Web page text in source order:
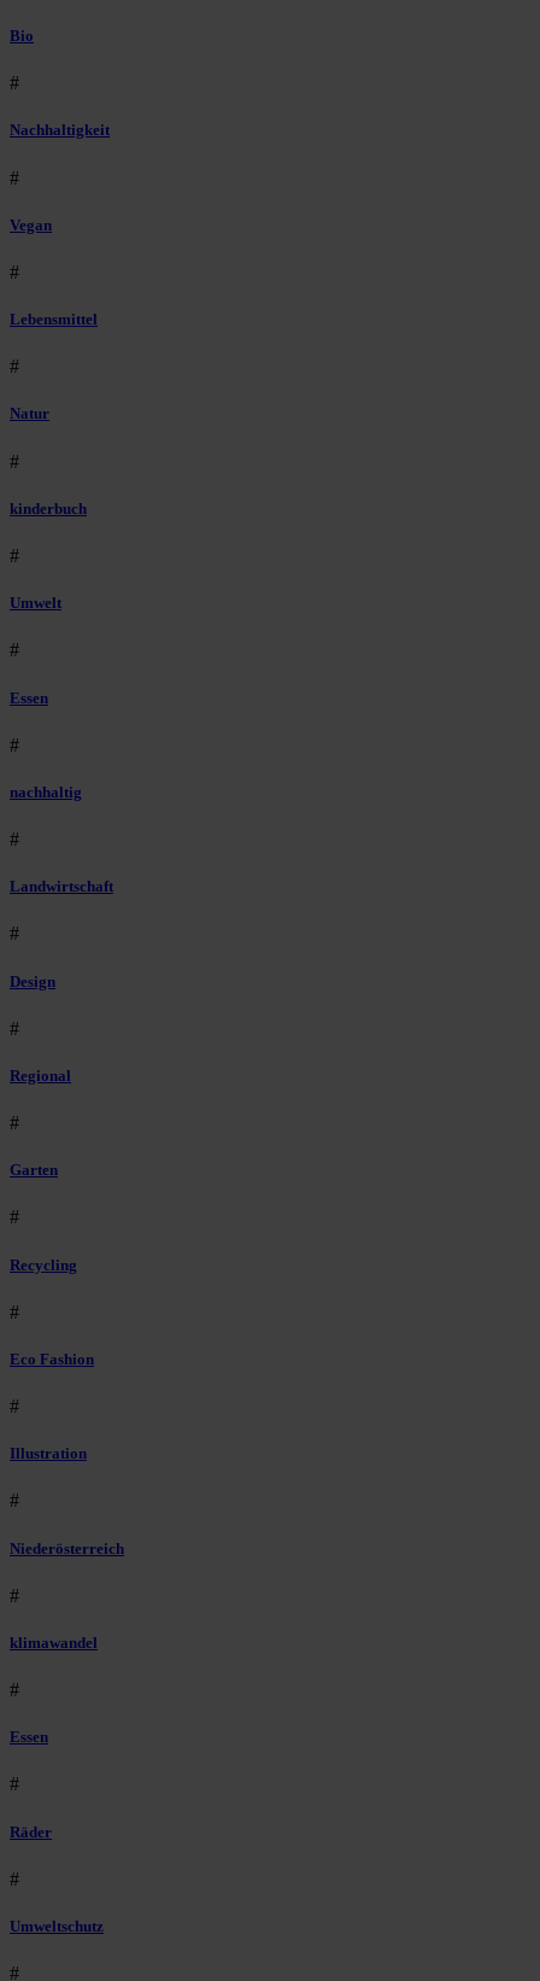
Bio
#
Nachhaltigkeit
#
Vegan
#
Lebensmittel
#
Natur
#
kinderbuch
#
Umwelt
#
Essen
#
nachhaltig
#
Landwirtschaft
#
Design
#
Regional
#
Garten
#
Recycling
#
Eco Fashion
#
Illustration
#
Niederösterreich
#
klimawandel
#
Essen
#
Räder
#
Umweltschutz
#